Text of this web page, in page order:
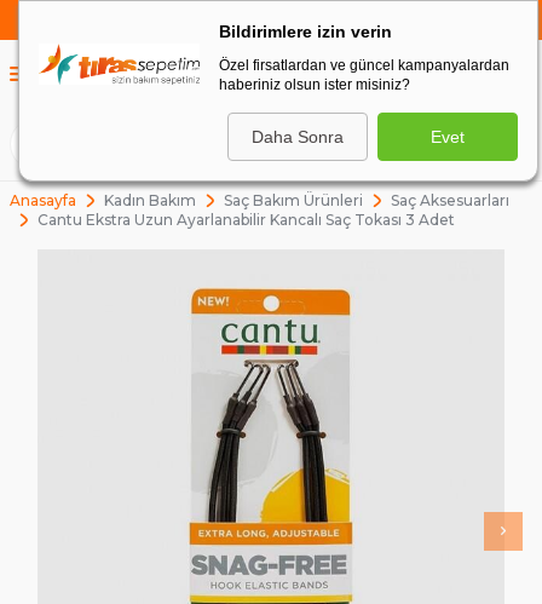
Anasayfa Kadın Bakım Saç Bakım Ürünleri
Saç Aksesuarları
Cantu Ekstra Uzun Ayarlanabilir Kancalı Saç Tokası 3 Adet
Bildirimlere izin verin
Özel firsatlardan ve güncel kampanyalardan
haberiniz olsun ister misiniz?
Daha Sonra Evet